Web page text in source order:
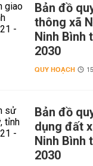
Bản đồ
thông xã
Ninh Bình
2030
QUY HOẠCH
Bản đồ
dụng đất
Ninh Bình
2030